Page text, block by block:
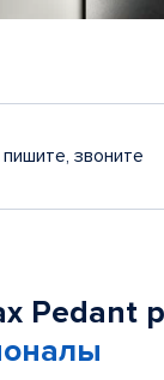
звоните
Pedant